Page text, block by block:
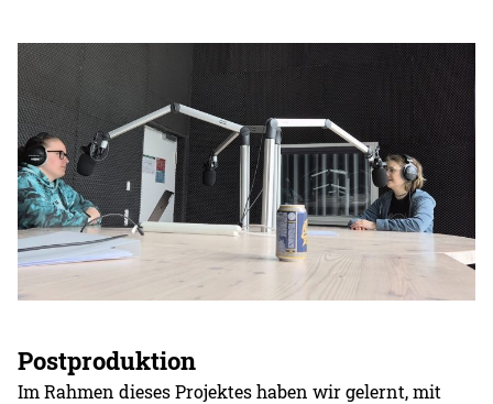
Postproduktion
Im Rahmen dieses Projektes haben wir gelernt, mit